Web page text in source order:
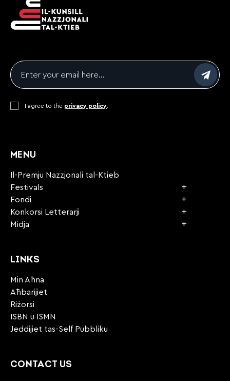
MENU
Il-Premju Nazzjonali tal-Ktieb
Festivals
Fondi
Konkorsi Letterarji
Midja
LINKS
Min Aħna
Aħbarijiet
Riżorsi
ISBN u ISMN
Jeddijiet tas-Self Pubbliku
Email
Consent*
I agree to the privacy policy.
CONTACT US